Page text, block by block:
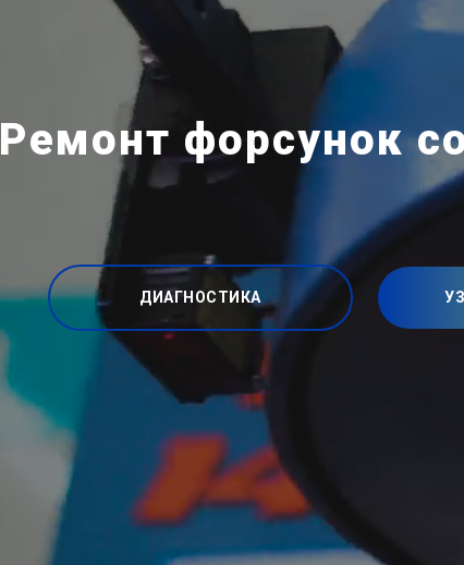
Ремонт форсунок
ДИАГНОСТИКА